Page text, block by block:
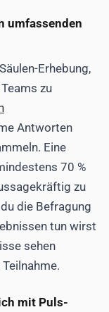
umfassenden
Erhebung,
zu
Antworten
Eine
70 %
zu
die Befragung
tun wirst
sehen
mit Puls-